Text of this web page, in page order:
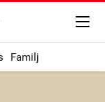
Familj